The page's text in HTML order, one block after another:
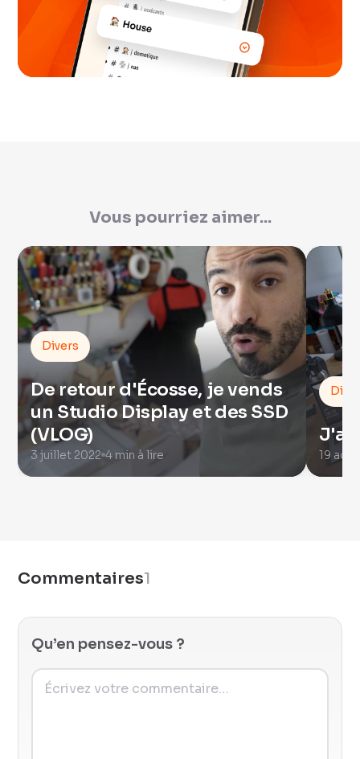
Vous pourriez aimer...
Divers
De retour d'Écosse, je vends
un Studio Display et des SSD
(VLOG)
3 juillet 2022 4 min à lire
J'ai
19
Commentaires1
Qu’en pensez-vous ?